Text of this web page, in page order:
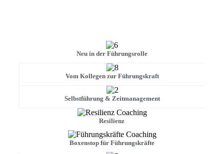
Neu in der Führungsrolle
Vom Kollegen zur Führungskraft
Selbstführung & Zeitmanagement
Resilienz
Boxenstop für Führungskräfte